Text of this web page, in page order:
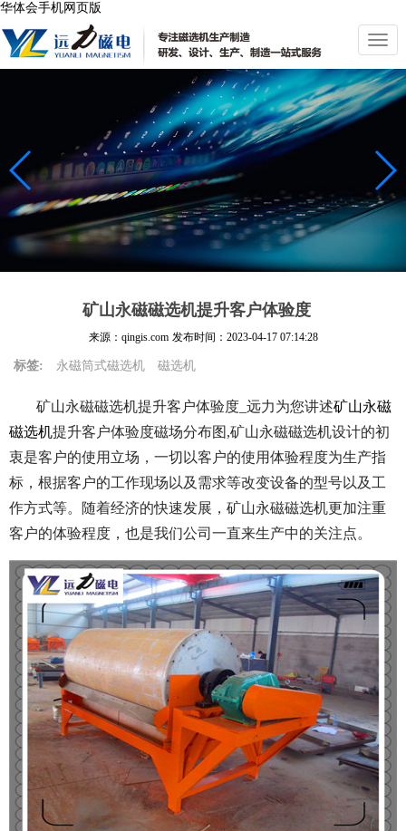
华体会手机网页版
切
换
导
航
矿山永磁磁选机提升客户体验度
来源：qingis.com 发布时间： 2023-04-17 07:14:28
标签: 永磁筒式磁选机 磁选机
矿山永磁磁选机提升客户体验度_远力为您讲述矿山永磁
磁选机提升客户体验度磁场分布图,矿山永磁磁选机设计的初
衷是客户的使用立场，一切以客户的使用体验程度为生产指
标，根据客户的工作现场以及需求等改变设备的型号以及工
作方式等。随着经济的快速发展，矿山永磁磁选机更加注重
客户的体验程度，也是我们公司一直来生产中的关注点。